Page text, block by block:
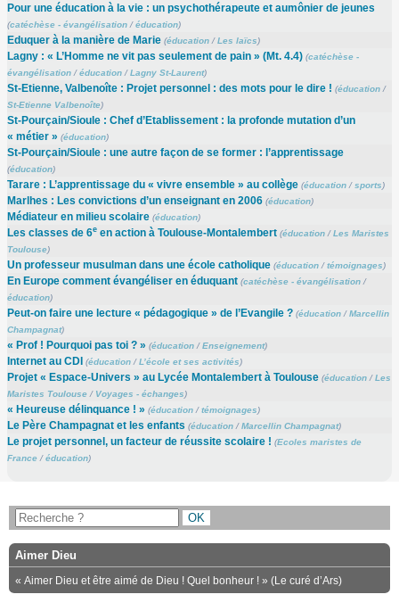
Pour une éducation à la vie : un psychothérapeute et aumônier de jeunes
(catéchèse - évangélisation/éducation)
Eduquer à la manière de Marie (éducation/Les laïcs)
Lagny : « L’Homme ne vit pas seulement de pain » (Mt. 4.4) (catéchèse -
évangélisation/éducation/Lagny St-Laurent)
St-Etienne, Valbenoîte : Projet personnel : des mots pour le dire ! (éducation/
St-Etienne Valbenoîte)
St-Pourçain/Sioule : Chef d’Etablissement : la profonde mutation d’un
« métier » (éducation)
St-Pourçain/Sioule : une autre façon de se former : l’apprentissage
(éducation)
Tarare : L’apprentissage du « vivre ensemble » au collège (éducation/sports)
Marlhes : Les convictions d’un enseignant en 2006 (éducation)
Médiateur en milieu scolaire (éducation)
Les classes de 6een action à Toulouse-Montalembert (éducation/Les Maristes
Toulouse)
Un professeur musulman dans une école catholique (éducation/témoignages)
En Europe comment évangéliser en éduquant (catéchèse - évangélisation/
éducation)
Peut-on faire une lecture « pédagogique » de l’Evangile ? (éducation/Marcellin
Champagnat)
« Prof ! Pourquoi pas toi ? » (éducation/Enseignement)
Internet au CDI (éducation/L’école et ses activités)
Projet « Espace-Univers » au Lycée Montalembert à Toulouse (éducation/Les
Maristes Toulouse/ Voyages - échanges)
« Heureuse délinquance ! » (éducation/témoignages)
Le Père Champagnat et les enfants (éducation/Marcellin Champagnat)
Le projet personnel, un facteur de réussite scolaire ! (Ecoles maristes de
France/éducation)
Aimer Dieu
« Aimer Dieu et être aimé de Dieu ! Quel bonheur ! » (Le curé d’Ars)